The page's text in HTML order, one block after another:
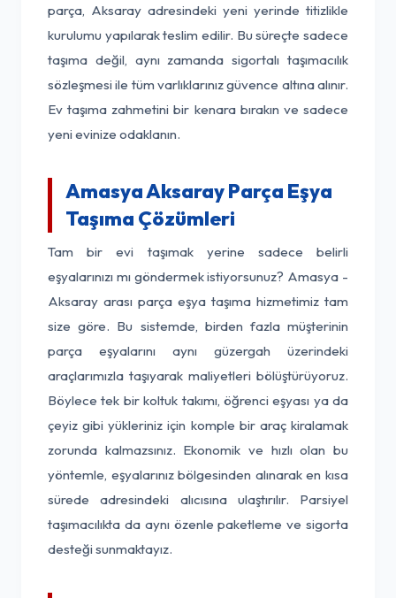
parça, Aksaray adresindeki yeni yerinde titizlikle
kurulumu yapılarak teslim edilir. Bu süreçte sadece
taşıma değil, aynı zamanda sigortalı taşımacılık
sözleşmesi ile tüm varlıklarınız güvence altına alınır.
Ev taşıma zahmetini bir kenara bırakın ve sadece
yeni evinize odaklanın.
Amasya Aksaray Parça Eşya
Taşıma Çözümleri
Tam bir evi taşımak yerine sadece belirli
eşyalarınızı mı göndermek istiyorsunuz? Amasya -
Aksaray arası parça eşya taşıma hizmetimiz tam
size göre. Bu sistemde, birden fazla müşterinin
parça eşyalarını aynı güzergah üzerindeki
araçlarımızla taşıyarak maliyetleri bölüştürüyoruz.
Böylece tek bir koltuk takımı, öğrenci eşyası ya da
çeyiz gibi yükleriniz için komple bir araç kiralamak
zorunda kalmazsınız. Ekonomik ve hızlı olan bu
yöntemle, eşyalarınız bölgesinden alınarak en kısa
sürede adresindeki alıcısına ulaştırılır. Parsiyel
taşımacılıkta da aynı özenle paketleme ve sigorta
desteği sunmaktayız.